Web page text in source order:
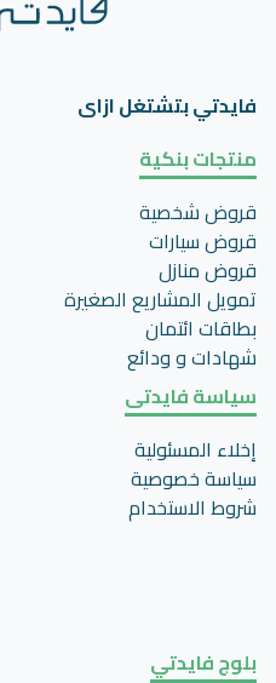
فايدتي بتشتغل ازاى
منتجات بنكية
قروض شخصية
قروض سيارات
قروض منازل
تمويل المشاريع الصغيرة
بطاقات ائتمان
شهادات و ودائع
سياسة فايدتى
إخلاء المسئولية
سياسة خصوصية
شروط الاستخدام
بلوج فايدتي